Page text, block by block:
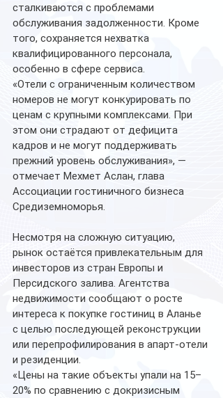
сталкиваются с проблемами
обслуживания задолженности. Кроме
того, сохраняется нехватка
квалифицированного персонала,
особенно в сфере сервиса.
«Отели с ограниченным количеством
номеров не могут конкурировать по
ценам с крупными комплексами. При
этом они страдают от дефицита
кадров и не могут поддерживать
прежний уровень обслуживания», —
отмечает Мехмет Аслан, глава
Ассоциации гостиничного бизнеса
Средиземноморья.
Несмотря на сложную ситуацию,
рынок остаётся привлекательным для
инвесторов из стран Европы и
Персидского залива. Агентства
недвижимости сообщают о росте
интереса к покупке гостиниц в Аланье
с целью последующей реконструкции
или перепрофилирования в апарт-отели
и резиденции.
«Цены на такие объекты упали на 15–
20% по сравнению с докризисным